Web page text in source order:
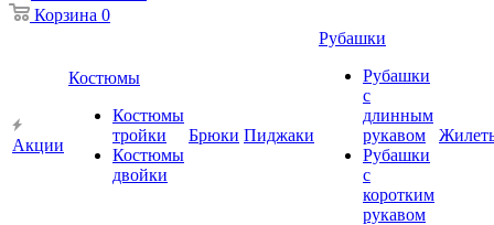
Корзина 0
Акции
Костюмы
Костюмы
тройки
Костюмы
двойки
Брюки Пиджаки
Рубашки
Рубашки
с
длинным
рукавом
Рубашки
с
коротким
рукавом